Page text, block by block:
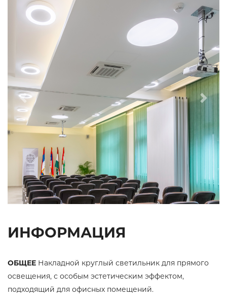
Previous Next
ИНФОРМАЦИЯ
ОБЩЕЕ Накладной круглый светильник для прямого
освещения, с особым эстетическим эффектом,
подходящий для офисных помещений.